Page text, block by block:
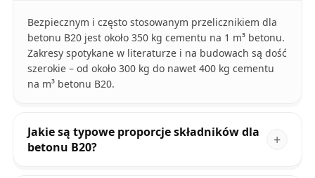
Bezpiecznym i często stosowanym przelicznikiem dla
betonu B20 jest około 350 kg cementu na 1 m³ betonu.
Zakresy spotykane w literaturze i na budowach są dość
szerokie – od około 300 kg do nawet 400 kg cementu
na m³ betonu B20.
Jakie są typowe proporcje składników dla
betonu B20?